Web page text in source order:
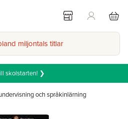
miljontals titlar
skolstarten! ❯
och språkinlärning